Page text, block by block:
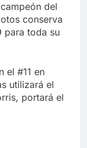
del
conserva
para toda su
el #11 en
utilizará el
portará el